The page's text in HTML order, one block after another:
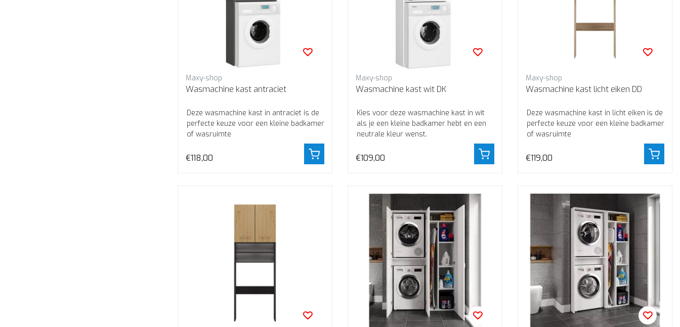
Maxy-shop
Wasmachine kast antraciet
Deze wasmachine kast in antraciet is de
perfecte keuze voor een kleine badkamer
of wasruimte
€118,00
Maxy-shop
Wasmachine kast wit DK
Kies voor deze wasmachine kast in wit
als je een kleine badkamer hebt en een
neutrale kleur wenst.
€109,00
Maxy-shop
Wasmachine kast licht eiken DD
Deze wasmachine kast in licht eiken is de
perfecte keuze voor een kleine badkamer
of wasruimte
€119,00